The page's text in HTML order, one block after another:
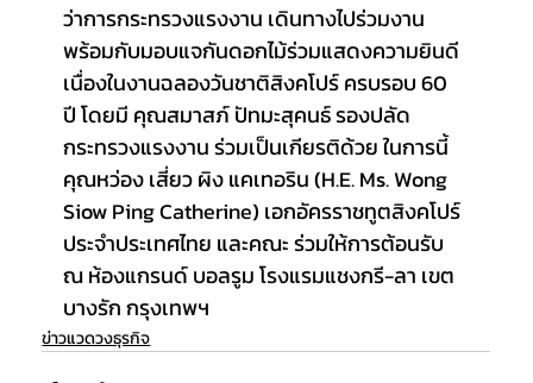
ว่าการกระทรวงแรงงาน เดินทางไปร่วมงาน
พร้อมกับมอบแจกันดอกไม้ร่วมแสดงความยินดี
เนื่องในงานฉลองวันชาติสิงคโปร์ ครบรอบ 60
ปี โดยมี คุณสมาสภ์ ปัทมะสุคนธ์ รองปลัด
กระทรวงแรงงาน ร่วมเป็นเกียรติด้วย ในการนี้
คุณหว่อง เสี่ยว ผิง แคเทอริน (H.E. Ms. Wong
Siow Ping Catherine) เอกอัครราชทูตสิงคโปร์
ประจำประเทศไทย และคณะ ร่วมให้การต้อนรับ
ณ ห้องแกรนด์ บอลรูม โรงแรมแชงกรี-ลา เขต
บางรัก กรุงเทพฯ
ข่าวแวดวงธุรกิจ